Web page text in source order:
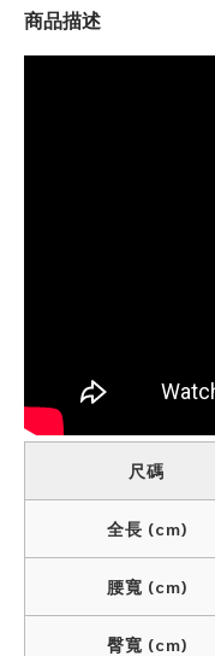
商品描述
尺碼
全長 (cm)
腰寬 (cm)
臀寬 (cm)